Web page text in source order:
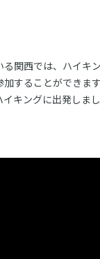
る関西では、ハイキ
することができま
キングに出発しまし